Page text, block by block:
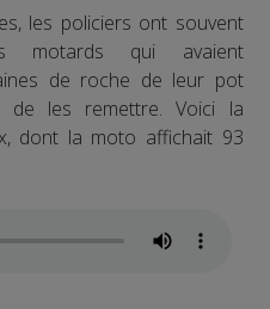
les policiers ont souvent
motards qui avaient
de roche de leur pot
de les remettre. Voici la
dont la moto affichait 93